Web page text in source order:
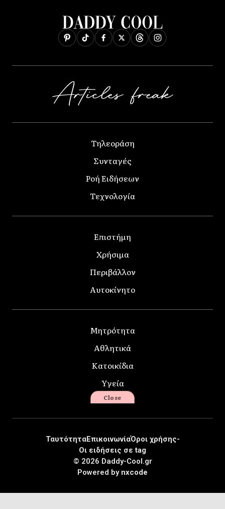
Τηλεοράση
Συνταγές
Ροή Ειδήσεων
Τεχνολογία
Επιστήμη
Χρήσιμα
Περιβάλλον
Αυτοκίνητο
Μητρότητα
Αθλητικά
Κατοικίδια
Υγεία
© 2026 Daddy-Cool.gr
ΤαυτότηταΕπικοινωνίαΌροι χρήσης-
Οι ειδήσεις σε tag
Powered by nxcode
Close